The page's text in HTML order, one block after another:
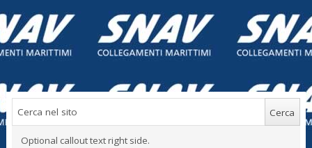
Optional callout text right side.